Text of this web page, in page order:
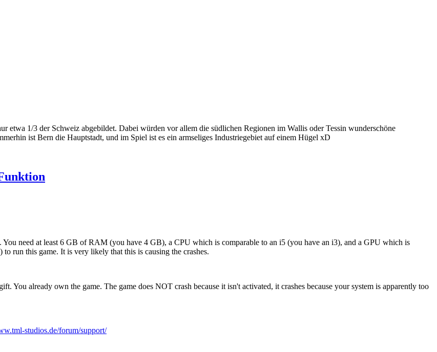
etwa 1/3 der Schweiz abgebildet. Dabei würden vor allem die südlichen Regionen im Wallis oder Tessin wunderschöne
ist Bern die Hauptstadt, und im Spiel ist es ein armseliges Industriegebiet auf einem Hügel xD
need at least 6 GB of RAM (you have 4 GB), a CPU which is comparable to an i5 (you have an i3), and a GPU which is
run this game. It is very likely that this is causing the crashes.
You already own the game. The game does NOT crash because it isn't activated, it crashes because your system is apparently too
studios.de/forum/support/